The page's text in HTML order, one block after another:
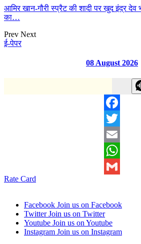
आमिर खान-गौरी स्प्रैट की शादी पर खुद इंद्र देव
का…
Prev Next
ई-पेपर
08 August 2026
Facebook
Twitter
Email
Rate Card
Facebook Join us on Facebook
Twitter Join us on Twitter
Youtube Join us on Youtube
Instagram Join us on Instagram